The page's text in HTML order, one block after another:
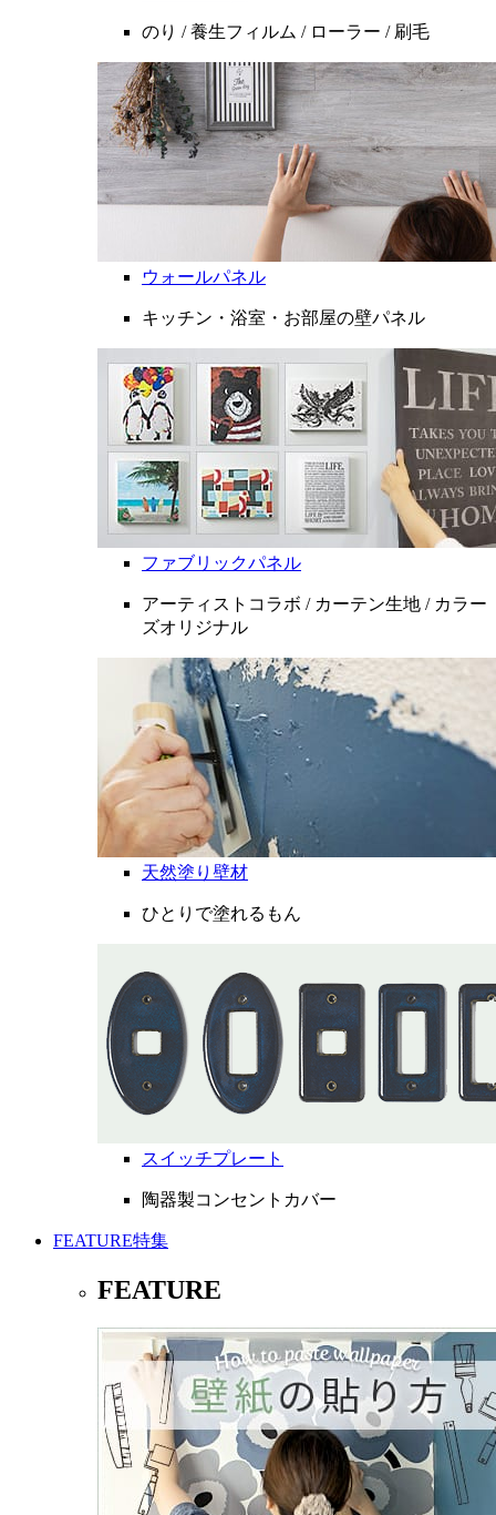
のり / 養生フィルム / ローラー / 刷毛
ウォールパネル
キッチン・浴室・お部屋の壁パネル
ファブリックパネル
アーティストコラボ / カーテン生地 / カラー
ズオリジナル
天然塗り壁材
ひとりで塗れるもん
スイッチプレート
陶器製コンセントカバー
FEATURE特集
FEATURE